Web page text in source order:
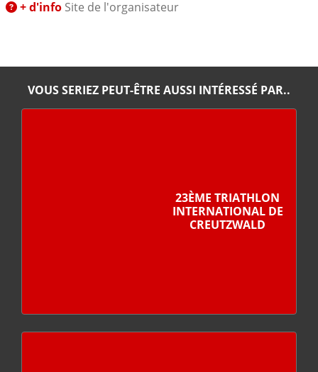
+ d'info Site de l'organisateur
VOUS SERIEZ PEUT-ÊTRE AUSSI INTÉRESSÉ PAR..
23ÈME TRIATHLON
INTERNATIONAL DE
CREUTZWALD